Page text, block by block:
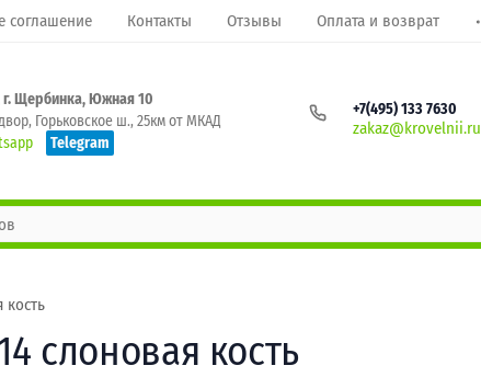
соглашение Контакты Отзывы Оплата и возврат
г. Щербинка, Южная 10
Горьковское ш., 25км от МКАД
Telegram
+7(495) 133 7630
zakaz@krovelnii.ru
кость
слоновая кость